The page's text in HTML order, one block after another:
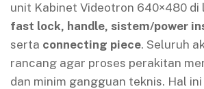
unit Kabinet Videotron 640×480 di
fast lock, handle, sistem/power
serta connecting piece. Seluruh
rancang agar proses perakitan
dan minim gangguan teknis. Hal